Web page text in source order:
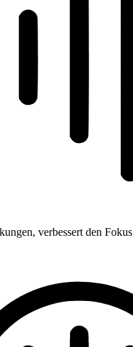
verbessert den Fokus